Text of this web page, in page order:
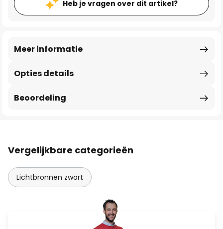
Heb je vragen over dit artikel?
Opties details
Meer informatie
Beoordeling
Vergelijkbare categorieën
Lichtbronnen zwart